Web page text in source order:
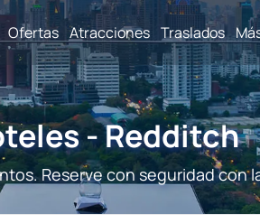
Ofertas Atracciones Traslados
- Redditch
Reserve con seguridad con